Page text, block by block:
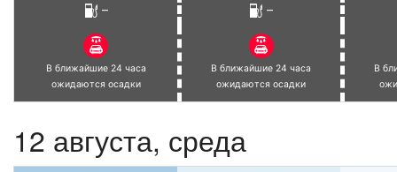
– –
В ближайшие 24 часа
ожидаются осадки
В ближайшие 24 часа
ожидаются осадки
В
12 августа, среда